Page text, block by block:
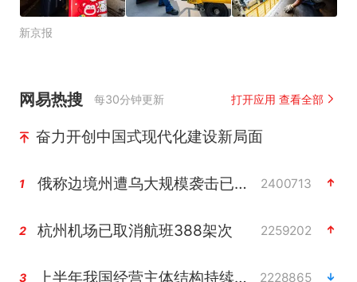
新京报
网易热搜 每30分钟更新 打开应用 查看全部
奋力开创中国式现代化建设新局面
1 俄称边境州遭乌大规模袭击已致13伤 2400713
2 杭州机场已取消航班388架次 2259202
3 上半年我国经营主体结构持续优化 2228865